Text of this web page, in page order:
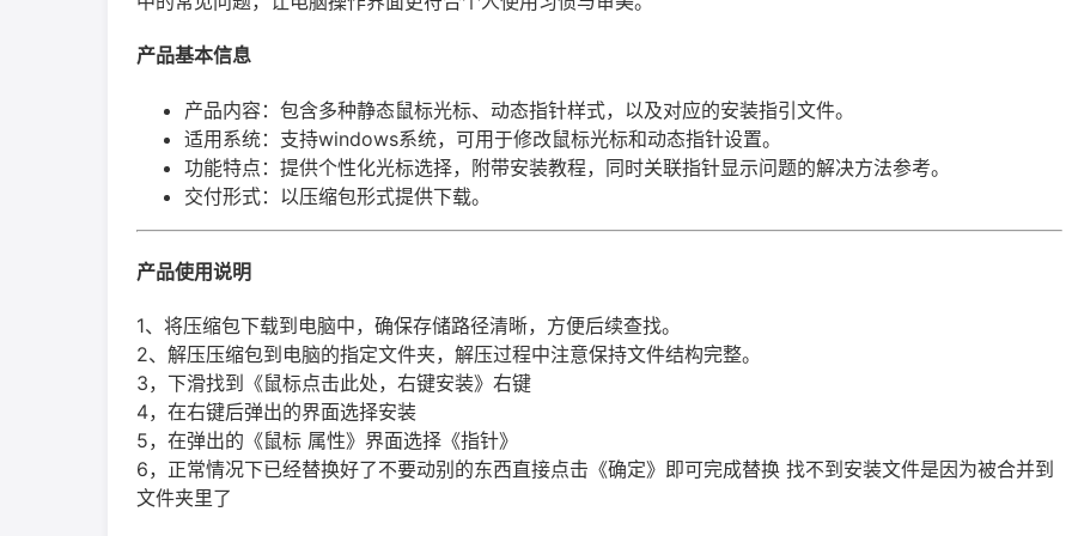
产品基本信息
产品内容：包含多种静态鼠标光标、动态指针样式，以及对应的安装指引文件。
适用系统：支持windows系统，可用于修改鼠标光标和动态指针设置。
功能特点：提供个性化光标选择，附带安装教程，同时关联指针显示问题的解决方法参考。
交付形式：以压缩包形式提供下载。
产品使用说明
1、将压缩包下载到电脑中，确保存储路径清晰，方便后续查找。
2、解压压缩包到电脑的指定文件夹，解压过程中注意保持文件结构完整。
3，下滑找到《鼠标点击此处，右键安装》右键
4，在右键后弹出的界面选择安装
5，在弹出的《鼠标 属性》界面选择《指针》
6，正常情况下已经替换好了不要动别的东西直接点击《确定》即可完成替换 找不到安装文件是因为被合并到
文件夹里了